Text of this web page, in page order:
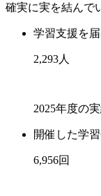
確実に実を結んで
学習支援を
2,293人
2025年度の
開催した学
6,956回